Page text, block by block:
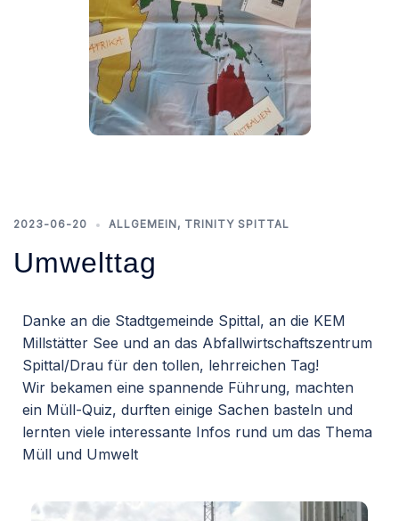
2023-06-20 ALLGEMEIN, TRINITY SPITTAL
Umwelttag
Danke an die Stadtgemeinde Spittal, an die KEM
Millstätter See und an das Abfallwirtschaftszentrum
Spittal/Drau für den tollen, lehrreichen Tag!
Wir bekamen eine spannende Führung, machten
ein Müll-Quiz, durften einige Sachen basteln und
lernten viele interessante Infos rund um das Thema
Müll und Umwelt